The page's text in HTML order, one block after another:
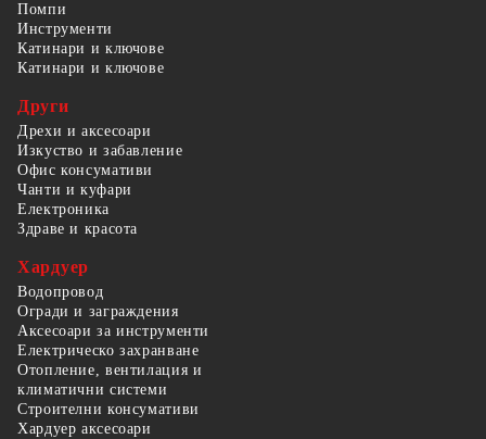
Помпи
Инструменти
Катинари и ключове
Катинари и ключове
Други
Дрехи и аксесоари
Изкуство и забавление
Офис консумативи
Чанти и куфари
Електроника
Здраве и красота
Хардуер
Водопровод
Огради и заграждения
Аксесоари за инструменти
Електрическо захранване
Отопление, вентилация и
климатични системи
Строителни консумативи
Хардуер аксесоари